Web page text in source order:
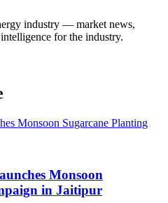
industry — market news,
for the industry.
Monsoon
in Jaitipur